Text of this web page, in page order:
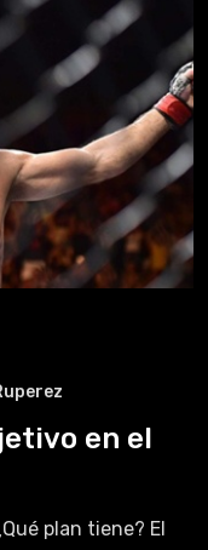
en el
plan tiene? El